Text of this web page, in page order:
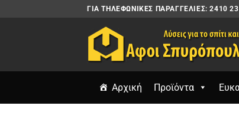
ΓΙΑ ΤΗΛΕΦΩΝΙΚΈΣ ΠΑΡΑΓΓΕΛΊΕΣ: 2410
Αρχική Προϊόντα